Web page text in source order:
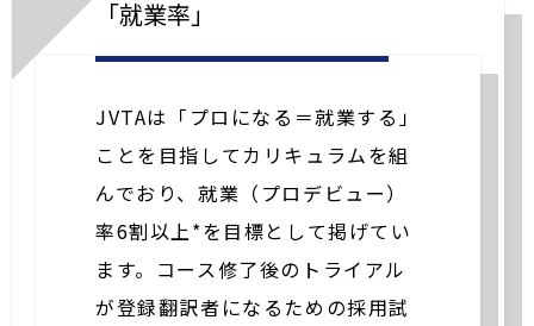
「就業率」
JVTAは「プロになる＝就業する」
ことを目指してカリキュラムを組
んでおり、就業（プロデビュー）
率6割以上*を目標として掲げてい
ます。コース修了後のトライアル
が登録翻訳者になるための採用試